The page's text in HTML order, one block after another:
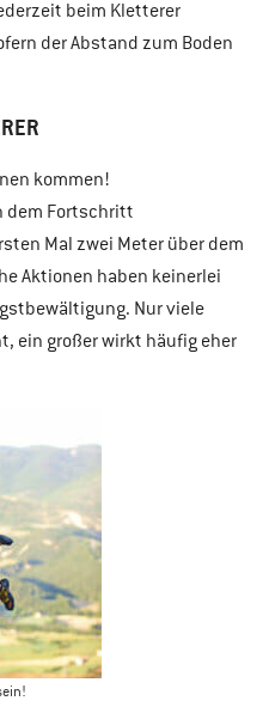
beim Kletterer
der Abstand zum Boden
kommen!
dem Fortschritt
Mal zwei Meter über dem
Aktionen haben keinerlei
Nur viele
ein großer wirkt häufig eher